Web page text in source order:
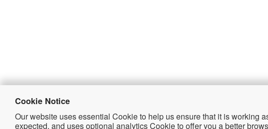
HI-LINK (HK)CO.. LIMITED
邮箱 : berin@hlktech.com
Cookie Notice
Our website uses essential Cookie to help us ensure that it is working
expected, and uses optional analytics Cookie to offer you a better